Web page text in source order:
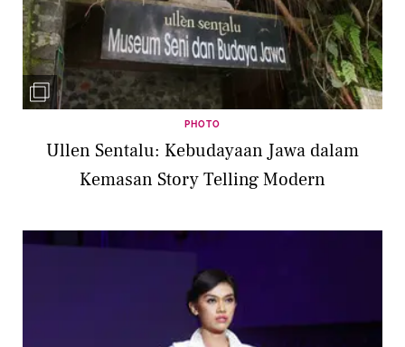
PHOTO
Ullen Sentalu: Kebudayaan Jawa dalam
Kemasan Story Telling Modern